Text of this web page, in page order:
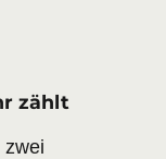
zählt
zwei